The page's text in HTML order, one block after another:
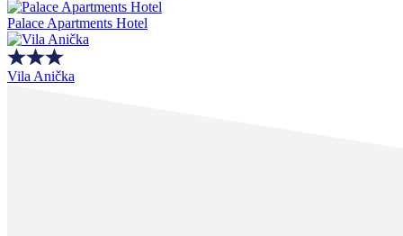
Palace Apartments Hotel
Vila Anička